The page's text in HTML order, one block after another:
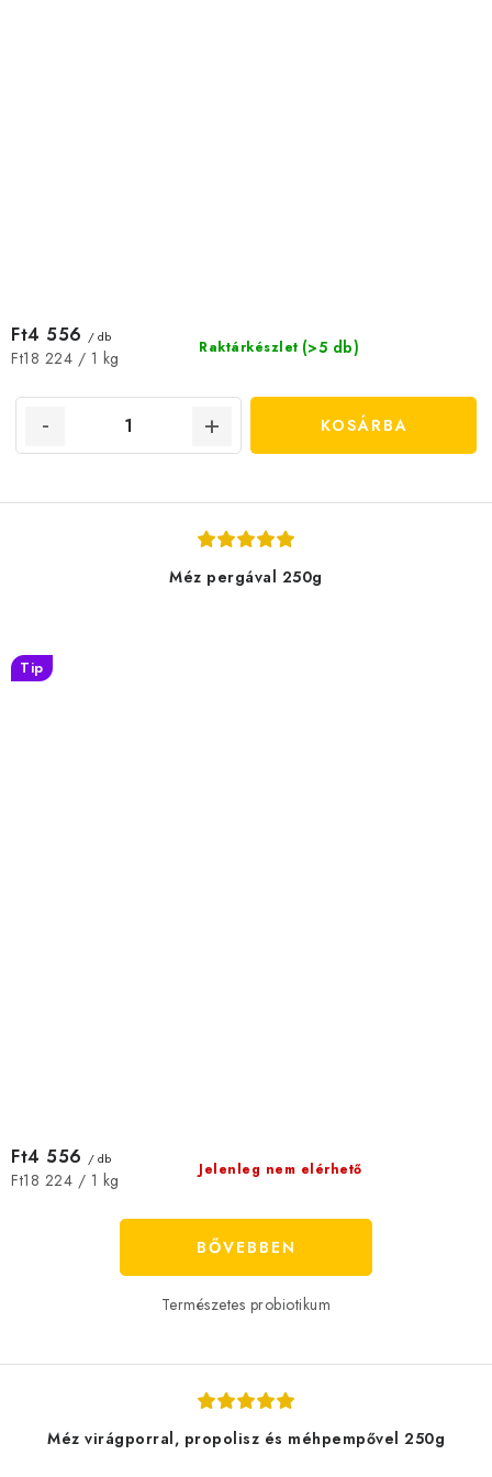
Raktárkészlet (>5 db)
Ft4 556 / db
Egységár:
Ft18 224 / 1 kg
KOSÁRBA
Méz pergával 250g
Tip
Jelenleg nem elérhető
Ft4 556 / db
Egységár:
Ft18 224 / 1 kg
BŐVEBBEN
Természetes probiotikum
Méz virágporral, propolisz és méhpempővel 250g